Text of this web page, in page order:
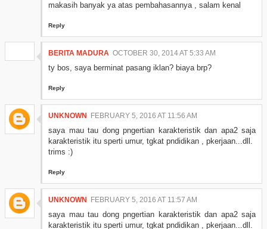
makasih banyak ya atas pembahasannya , salam kenal
Reply
BERITA MADURA OCTOBER 30, 2014 AT 5:33 AM
ty bos, saya berminat pasang iklan? biaya brp?
Reply
UNKNOWN FEBRUARY 5, 2016 AT 11:56 AM
saya mau tau dong pngertian karakteristik dan apa2 saja
karakteristik itu sperti umur, tgkat pndidikan , pkerjaan...dll.
trims :)
Reply
UNKNOWN FEBRUARY 5, 2016 AT 11:57 AM
saya mau tau dong pngertian karakteristik dan apa2 saja
karakteristik itu sperti umur, tgkat pndidikan , pkerjaan...dll.